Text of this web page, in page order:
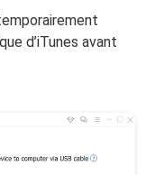
d’iTunes avant